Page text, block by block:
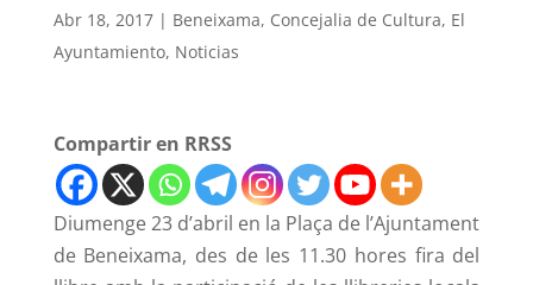
Abr 18, 2017| Beneixama, Concejalia de Cultura, El
Ayuntamiento, Noticias
Compartir en RRSS
Diumenge 23 d’abril en la Plaça de l’Ajuntament
de Beneixama, des de les 11.30 hores fira del